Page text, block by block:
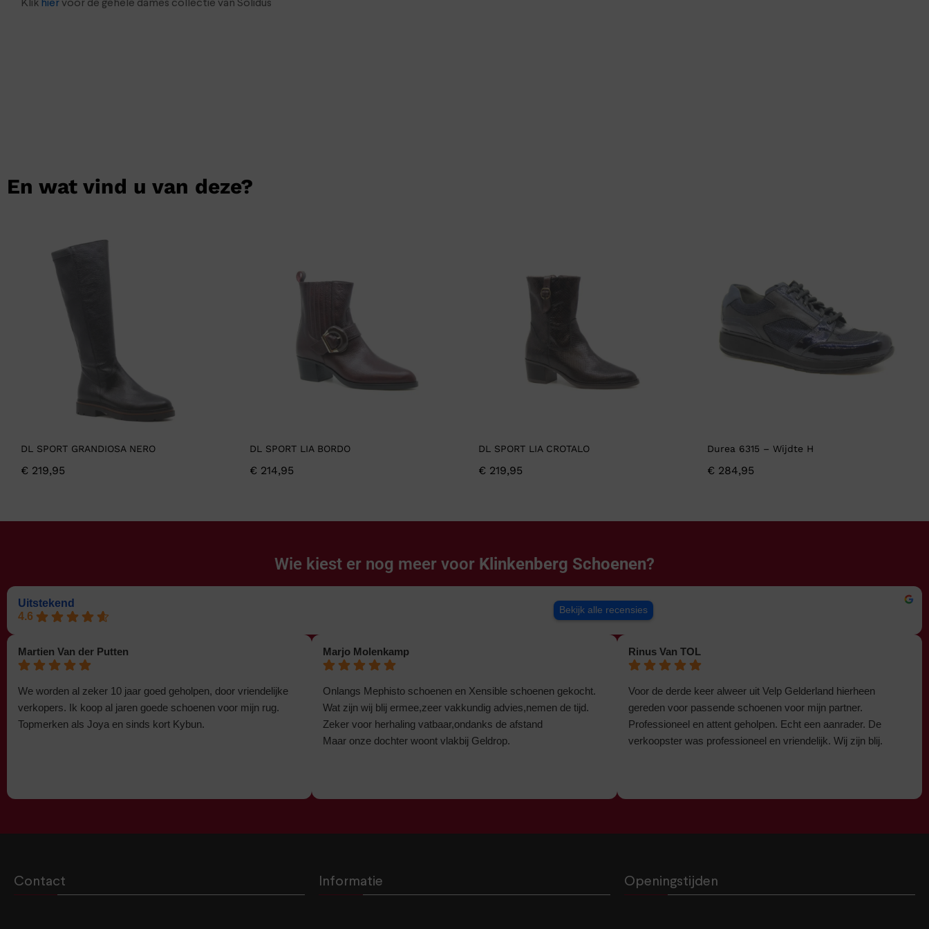
Klik hiervoor de gehele dames collectie van Solidus
En wat vind u van deze?
DL SPORT GRANDIOSA NERO
€ 219,95
DL SPORT LIA BORDO
€ 214,95
DL SPORT LIA CROTALO
€ 219,95
Durea 6315 – Wijdte H
€ 284,95
Wie kiest er nog meer voor Klinkenberg Schoenen?
Uitstekend
4.6
Bekijk alle recensies
Martien Van der Putten
We worden al zeker 10 jaar goed geholpen, door vriendelijke
verkopers. Ik koop al jaren goede schoenen voor mijn rug.
Topmerken als Joya en sinds kort Kybun.
Marjo Molenkamp
Onlangs Mephisto schoenen en Xensible schoenen gekocht.
Wat zijn wij blij ermee,zeer vakkundig advies,nemen de tijd.
Zeker voor herhaling vatbaar,ondanks de afstand
Maar onze dochter woont vlakbij Geldrop.
Rinus Van TOL
Voor de derde keer alweer uit Velp Gelderland hierheen
gereden voor passende schoenen voor mijn partner.
Professioneel en attent geholpen. Echt een aanrader. De
verkoopster was professioneel en vriendelijk. Wij zijn blij.
Contact Informatie Openingstijden